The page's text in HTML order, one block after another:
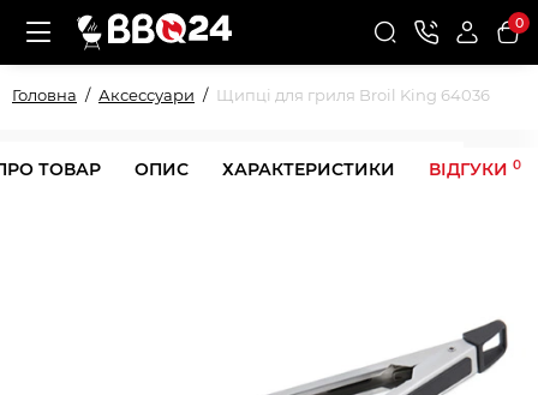
0
Головна Аксессуари Щипці для гриля Broil King 64036
ТОВАР ОПИС ХАРАКТЕРИСТИКИ ВІДГУКИ 0